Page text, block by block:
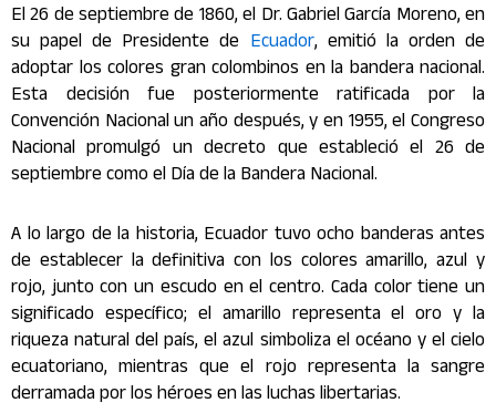
El 26 de septiembre de 1860, el Dr. Gabriel García Moreno, en
su papel de Presidente de Ecuador, emitió la orden de
adoptar los colores gran colombinos en la bandera nacional.
Esta decisión fue posteriormente ratificada por la
Convención Nacional un año después, y en 1955, el Congreso
Nacional promulgó un decreto que estableció el 26 de
septiembre como el Día de la Bandera Nacional.
A lo largo de la historia, Ecuador tuvo ocho banderas antes
de establecer la definitiva con los colores amarillo, azul y
rojo, junto con un escudo en el centro. Cada color tiene un
significado específico; el amarillo representa el oro y la
riqueza natural del país, el azul simboliza el océano y el cielo
ecuatoriano, mientras que el rojo representa la sangre
derramada por los héroes en las luchas libertarias.